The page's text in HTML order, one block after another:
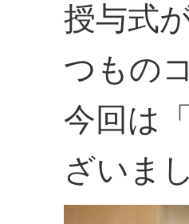
授与式
つもの
今回は
ざいま